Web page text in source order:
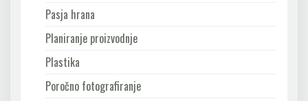
Pasja hrana
Planiranje proizvodnje
Plastika
Poročno fotografiranje